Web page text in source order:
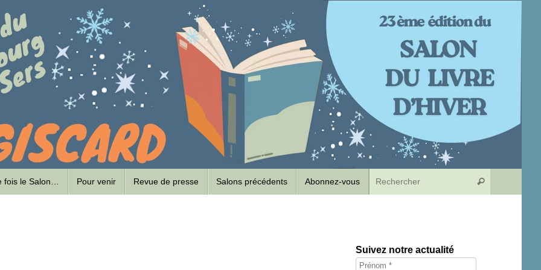
fois le Salon… Pour venir Revue de presse Salons précédents Abonnez-vous Rechercher
Suivez notre actualité